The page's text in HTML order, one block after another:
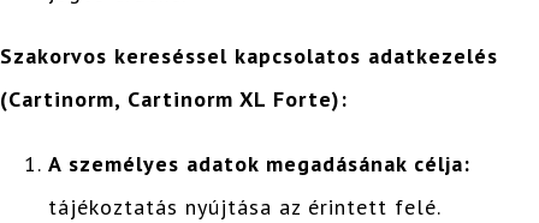
Szakorvos kereséssel kapcsolatos adatkezelés
(Cartinorm, Cartinorm XL Forte):
A személyes adatok megadásának célja:
tájékoztatás nyújtása az érintett felé.